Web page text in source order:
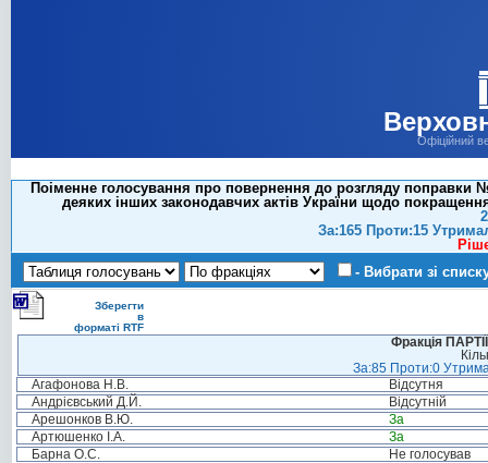
Офіційний
Поіменне голосування про повернення до розгляду поправки
деяких інших законодавчих актів України щодо
За:165 Проти:15
- Вибрати зі
Зберегти
в
форматі RTF
Фракція
За:85 Проти:0
Агафонова Н.В.
Відсутня
Андрієвський Д.Й.
Відсутній
Арешонков В.Ю.
За
Артюшенко І.А.
За
Барна О.С.
Не голосував